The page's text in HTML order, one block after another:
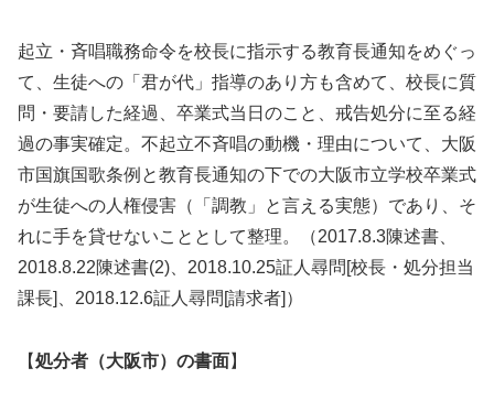
起立・斉唱職務命令を校長に指示する教育長通知をめぐっ
て、生徒への「君が代」指導のあり方も含めて、校長に質
問・要請した経過、卒業式当日のこと、戒告処分に至る経
過の事実確定。不起立不斉唱の動機・理由について、大阪
市国旗国歌条例と教育長通知の下での大阪市立学校卒業式
が生徒への人権侵害（「調教」と言える実態）であり、そ
れに手を貸せないこととして整理。（2017.8.3陳述書、
2018.8.22陳述書(2)、2018.10.25証人尋問[校長・処分担当
課長]、2018.12.6証人尋問[請求者]）
【処分者（大阪市）の書面】